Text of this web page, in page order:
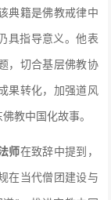
典籍是佛教戒律中
具指导意义。他表
，切合基层佛教协
果转化，加强道风
教中国化故事。
师在致辞中提到，
在当代僧团建设与